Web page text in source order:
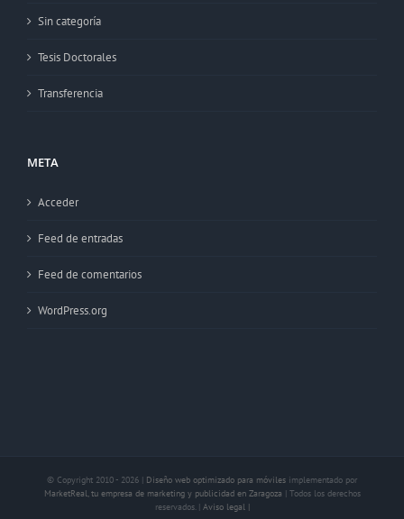
Sin categoría
Tesis Doctorales
Transferencia
META
Acceder
Feed de entradas
Feed de comentarios
WordPress.org
© Copyright 2010 - 2026 | Diseño web optimizado para móviles implementado por
MarketReal, tu empresa de marketing y publicidad en Zaragoza | Todos los derechos
reservados. | Aviso legal |